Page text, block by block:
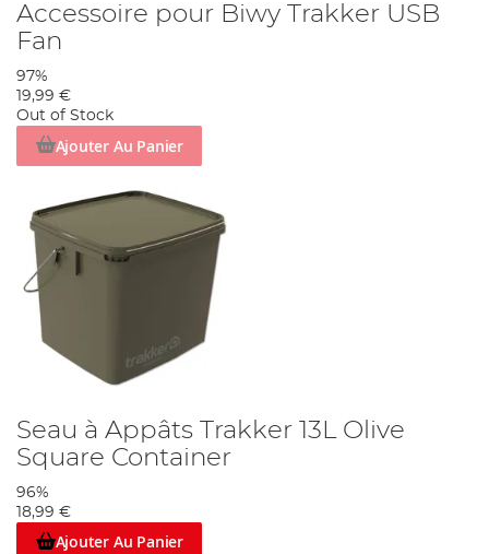
Accessoire pour Biwy Trakker USB
Fan
97%
19,99 €
Out of Stock
Ajouter Au Panier
Seau à Appâts Trakker 13L Olive
Square Container
96%
18,99 €
Ajouter Au Panier